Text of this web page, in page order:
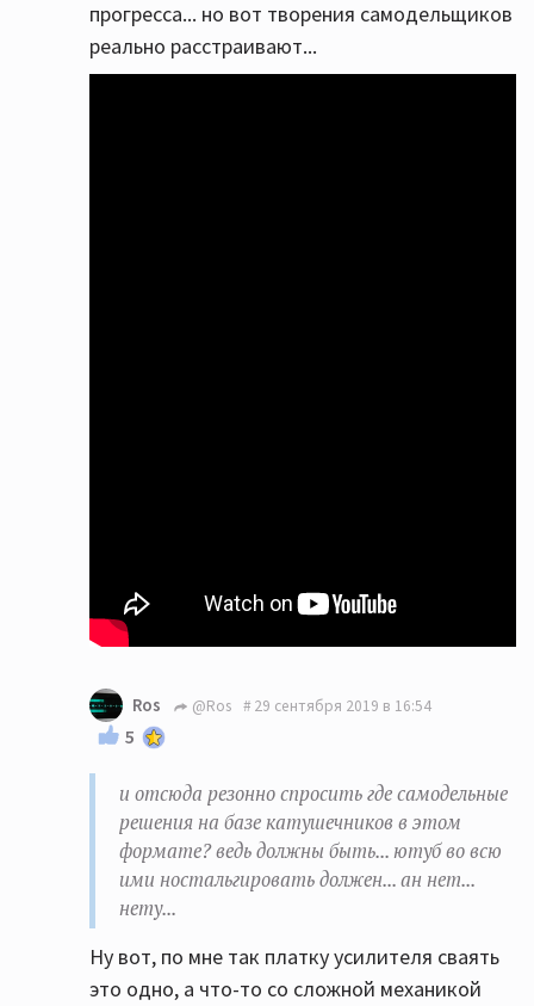
прогресса... но вот творения самодельщиков
реально расстраивают...
Ros @Ros 29 сентября 2019 в 16:54
5
и отсюда резонно спросить где самодельные
решения на базе катушечников в этом
формате? ведь должны быть... ютуб во всю
ими ностальгировать должен... ан нет...
нету...
Ну вот, по мне так платку усилителя сваять
это одно, а что-то со сложной механикой